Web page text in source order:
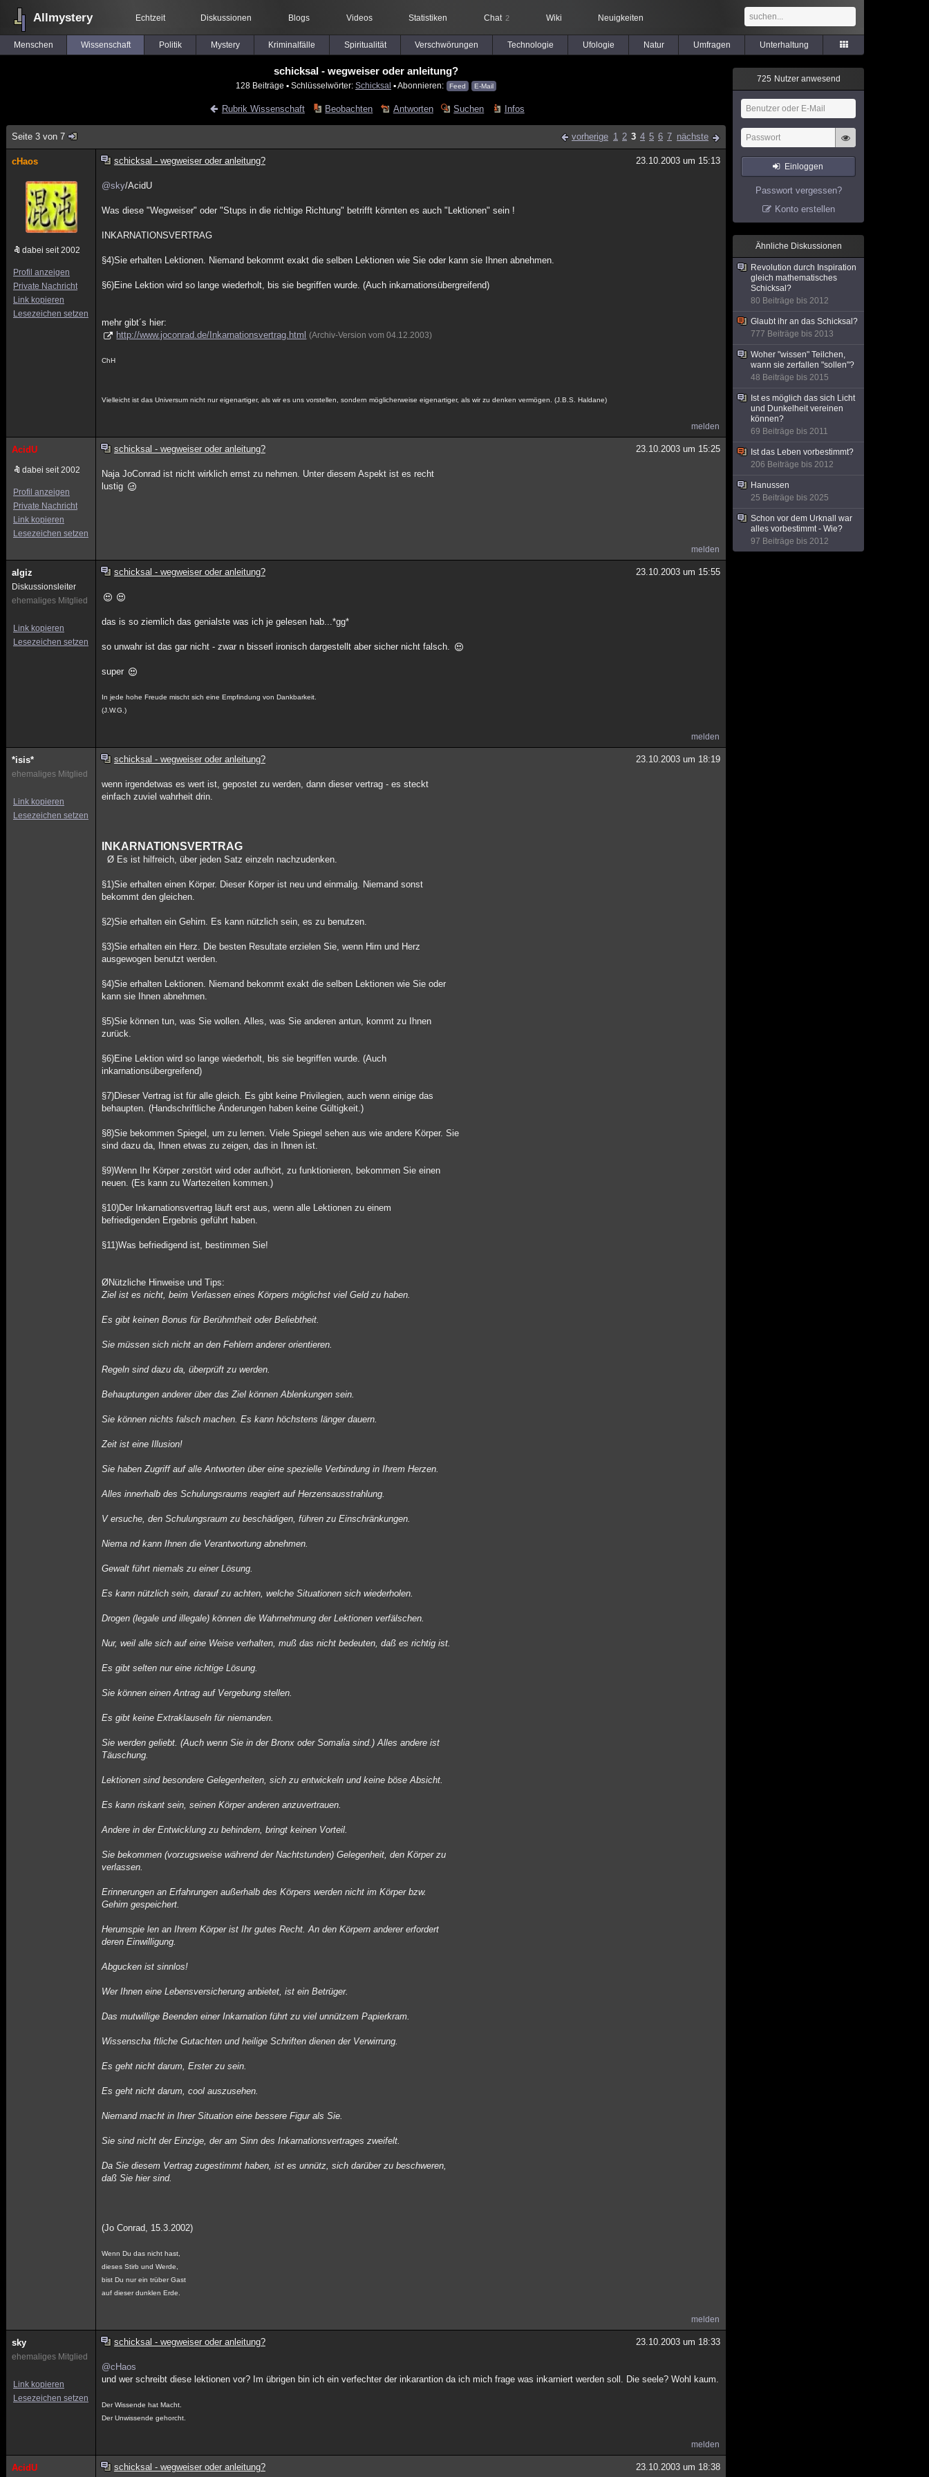
Allmystery Echtzeit Diskussionen Blogs Videos Statistiken Chat 2 Wiki Neuigkeiten
Menschen Wissenschaft Politik Mystery Kriminalfälle Spiritualität Verschwörungen Technologie Ufologie Natur Umfragen Unterhaltung
schicksal - wegweiser oder anleitung?
128 Beiträge ▪ Schlüsselwörter: Schicksal ▪ Abonnieren: Feed E-Mail
Rubrik Wissenschaft Beobachten Antworten Suchen Infos
Seite 3 von 7 vorherige 1 2 3 4 5 6 7 nächste
cHaos
dabei seit 2002
Profil anzeigen
Private Nachricht
Link kopieren
Lesezeichen setzen
schicksal - wegweiser oder anleitung? 23.10.2003 um 15:13
@sky/AcidU
Was diese "Wegweiser" oder "Stups in die richtige Richtung" betrifft könnten es auch "Lektionen" sein !
INKARNATIONSVERTRAG
§4)Sie erhalten Lektionen. Niemand bekommt exakt die selben Lektionen wie Sie oder kann sie Ihnen abnehmen.
§6)Eine Lektion wird so lange wiederholt, bis sie begriffen wurde. (Auch inkarnationsübergreifend)
mehr gibt´s hier:
http://www.joconrad.de/Inkarnationsvertrag.html
(Archiv-Version vom 04.12.2003)
ChH
Vielleicht ist das Universum nicht nur eigenartiger, als wir es uns vorstellen, sondern möglicherweise eigenartiger, als wir zu denken vermögen. (J.B.S. Haldane)
melden
AcidU
dabei seit 2002
Profil anzeigen
Private Nachricht
Link kopieren
Lesezeichen setzen
schicksal - wegweiser oder anleitung? 23.10.2003 um 15:25
Naja JoConrad ist nicht wirklich ernst zu nehmen. Unter diesem Aspekt ist es recht
lustig
melden
algiz
Diskussionsleiter
ehemaliges Mitglied
Link kopieren
Lesezeichen setzen
schicksal - wegweiser oder anleitung? 23.10.2003 um 15:55
das is so ziemlich das genialste was ich je gelesen hab...*gg*
so unwahr ist das gar nicht - zwar n bisserl ironisch dargestellt aber sicher nicht falsch.
super
In jede hohe Freude mischt sich eine Empfindung von Dankbarkeit.
(J.W.G.)
melden
*isis*
ehemaliges Mitglied
Link kopieren
Lesezeichen setzen
schicksal - wegweiser oder anleitung? 23.10.2003 um 18:19
wenn irgendetwas es wert ist, gepostet zu werden, dann dieser vertrag - es steckt
einfach zuviel wahrheit drin.
INKARNATIONSVERTRAG
Ø Es ist hilfreich, über jeden Satz einzeln nachzudenken.
§1)Sie erhalten einen Körper. Dieser Körper ist neu und einmalig. Niemand sonst
bekommt den gleichen.
§2)Sie erhalten ein Gehirn. Es kann nützlich sein, es zu benutzen.
§3)Sie erhalten ein Herz. Die besten Resultate erzielen Sie, wenn Hirn und Herz
ausgewogen benutzt werden.
§4)Sie erhalten Lektionen. Niemand bekommt exakt die selben Lektionen wie Sie oder
kann sie Ihnen abnehmen.
§5)Sie können tun, was Sie wollen. Alles, was Sie anderen antun, kommt zu Ihnen
zurück.
§6)Eine Lektion wird so lange wiederholt, bis sie begriffen wurde. (Auch
inkarnationsübergreifend)
§7)Dieser Vertrag ist für alle gleich. Es gibt keine Privilegien, auch wenn einige das
behaupten. (Handschriftliche Änderungen haben keine Gültigkeit.)
§8)Sie bekommen Spiegel, um zu lernen. Viele Spiegel sehen aus wie andere Körper. Sie
sind dazu da, Ihnen etwas zu zeigen, das in Ihnen ist.
§9)Wenn Ihr Körper zerstört wird oder aufhört, zu funktionieren, bekommen Sie einen
neuen. (Es kann zu Wartezeiten kommen.)
§10)Der Inkarnationsvertrag läuft erst aus, wenn alle Lektionen zu einem
befriedigenden Ergebnis geführt haben.
§11)Was befriedigend ist, bestimmen Sie!
ØNützliche Hinweise und Tips:
Ziel ist es nicht, beim Verlassen eines Körpers möglichst viel Geld zu haben.
Es gibt keinen Bonus für Berühmtheit oder Beliebtheit.
Sie müssen sich nicht an den Fehlern anderer orientieren.
Regeln sind dazu da, überprüft zu werden.
Behauptungen anderer über das Ziel können Ablenkungen sein.
Sie können nichts falsch machen. Es kann höchstens länger dauern.
Zeit ist eine Illusion!
Sie haben Zugriff auf alle Antworten über eine spezielle Verbindung in Ihrem Herzen.
Alles innerhalb des Schulungsraums reagiert auf Herzensausstrahlung.
V ersuche, den Schulungsraum zu beschädigen, führen zu Einschränkungen.
Niema nd kann Ihnen die Verantwortung abnehmen.
Gewalt führt niemals zu einer Lösung.
Es kann nützlich sein, darauf zu achten, welche Situationen sich wiederholen.
Drogen (legale und illegale) können die Wahrnehmung der Lektionen verfälschen.
Nur, weil alle sich auf eine Weise verhalten, muß das nicht bedeuten, daß es richtig ist.
Es gibt selten nur eine richtige Lösung.
Sie können einen Antrag auf Vergebung stellen.
Es gibt keine Extraklauseln für niemanden.
Sie werden geliebt. (Auch wenn Sie in der Bronx oder Somalia sind.) Alles andere ist
Täuschung.
Lektionen sind besondere Gelegenheiten, sich zu entwickeln und keine böse Absicht.
Es kann riskant sein, seinen Körper anderen anzuvertrauen.
Andere in der Entwicklung zu behindern, bringt keinen Vorteil.
Sie bekommen (vorzugsweise während der Nachtstunden) Gelegenheit, den Körper zu
verlassen.
Erinnerungen an Erfahrungen außerhalb des Körpers werden nicht im Körper bzw.
Gehirn gespeichert.
Herumspie len an Ihrem Körper ist Ihr gutes Recht. An den Körpern anderer erfordert
deren Einwilligung.
Abgucken ist sinnlos!
Wer Ihnen eine Lebensversicherung anbietet, ist ein Betrüger.
Das mutwillige Beenden einer Inkarnation führt zu viel unnützem Papierkram.
Wissenscha ftliche Gutachten und heilige Schriften dienen der Verwirrung.
Es geht nicht darum, Erster zu sein.
Es geht nicht darum, cool auszusehen.
Niemand macht in Ihrer Situation eine bessere Figur als Sie.
Sie sind nicht der Einzige, der am Sinn des Inkarnationsvertrages zweifelt.
Da Sie diesem Vertrag zugestimmt haben, ist es unnütz, sich darüber zu beschweren,
daß Sie hier sind.
(Jo Conrad, 15.3.2002)
Wenn Du das nicht hast,
dieses Stirb und Werde,
bist Du nur ein trüber Gast
auf dieser dunklen Erde.
melden
sky
ehemaliges Mitglied
Link kopieren
Lesezeichen setzen
schicksal - wegweiser oder anleitung? 23.10.2003 um 18:33
@cHaos
und wer schreibt diese lektionen vor? Im übrigen bin ich ein verfechter der inkarantion da ich mich frage was inkarniert werden soll. Die seele? Wohl kaum.
Der Wissende hat Macht.
Der Unwissende gehorcht.
melden
AcidU schicksal - wegweiser oder anleitung? 23.10.2003 um 18:38
725 Nutzer anwesend
Einloggen
Passwort vergessen?
Konto erstellen
Ähnliche Diskussionen
Revolution durch Inspiration
gleich mathematisches
Schicksal?
80 Beiträge bis 2012
Glaubt ihr an das Schicksal?
777 Beiträge bis 2013
Woher "wissen" Teilchen,
wann sie zerfallen "sollen"?
48 Beiträge bis 2015
Ist es möglich das sich Licht
und Dunkelheit vereinen
können?
69 Beiträge bis 2011
Ist das Leben vorbestimmt?
206 Beiträge bis 2012
Hanussen
25 Beiträge bis 2025
Schon vor dem Urknall war
alles vorbestimmt - Wie?
97 Beiträge bis 2012